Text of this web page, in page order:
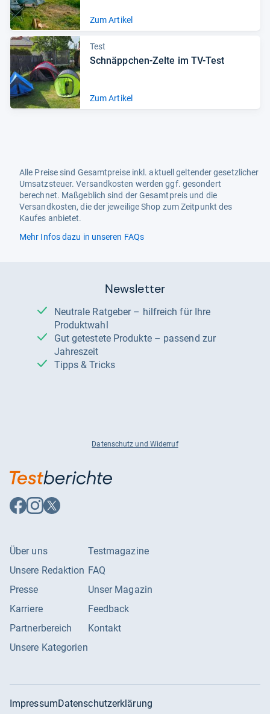
Zum Artikel
Test
Schnäpp­chen-​Zelte im TV-​Test
Zum Artikel
Alle Preise sind Gesamtpreise inkl. aktuell geltender gesetzlicher
Umsatzsteuer. Versandkosten werden ggf. gesondert
berechnet. Maßgeblich sind der Gesamtpreis und die
Versandkosten, die der jeweilige Shop zum Zeitpunkt des
Kaufes anbietet.
Mehr Infos dazu in unseren FAQs
Newsletter
Neutrale Ratgeber – hilfreich für Ihre
Produktwahl
Gut getestete Produkte – passend zur
Jahreszeit
Tipps & Tricks
Datenschutz und Widerruf
Auf
Facebook
Auf
Instagram
Auf
X
Über uns
Unsere Redaktion
Presse
Karriere
Partnerbereich
Unsere Kategorien
Testmagazine
FAQ
Unser Magazin
Feedback
Kontakt
ImpressumDatenschutzerklärung